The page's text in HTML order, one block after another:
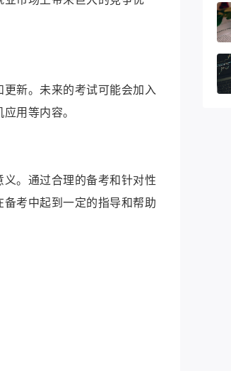
新。未来的考试可能会加入
用等内容。
。通过合理的备考和针对性
考中起到一定的指导和帮助